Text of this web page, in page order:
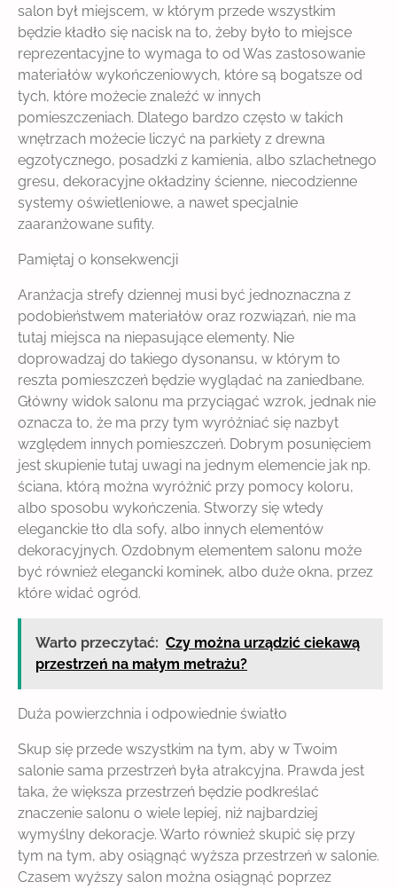
salon był miejscem, w którym przede wszystkim
będzie kładło się nacisk na to, żeby było to miejsce
reprezentacyjne to wymaga to od Was zastosowanie
materiałów wykończeniowych, które są bogatsze od
tych, które możecie znaleźć w innych
pomieszczeniach. Dlatego bardzo często w takich
wnętrzach możecie liczyć na parkiety z drewna
egzotycznego, posadzki z kamienia, albo szlachetnego
gresu, dekoracyjne okładziny ścienne, niecodzienne
systemy oświetleniowe, a nawet specjalnie
zaaranżowane sufity.
Pamiętaj o konsekwencji
Aranżacja strefy dziennej musi być jednoznaczna z
podobieństwem materiałów oraz rozwiązań, nie ma
tutaj miejsca na niepasujące elementy. Nie
doprowadzaj do takiego dysonansu, w którym to
reszta pomieszczeń będzie wyglądać na zaniedbane.
Główny widok salonu ma przyciągać wzrok, jednak nie
oznacza to, że ma przy tym wyróżniać się nazbyt
względem innych pomieszczeń. Dobrym posunięciem
jest skupienie tutaj uwagi na jednym elemencie jak np.
ściana, którą można wyróżnić przy pomocy koloru,
albo sposobu wykończenia. Stworzy się wtedy
eleganckie tło dla sofy, albo innych elementów
dekoracyjnych. Ozdobnym elementem salonu może
być również elegancki kominek, albo duże okna, przez
które widać ogród.
Warto przeczytać: Czy można urządzić ciekawą
przestrzeń na małym metrażu?
Duża powierzchnia i odpowiednie światło
Skup się przede wszystkim na tym, aby w Twoim
salonie sama przestrzeń była atrakcyjna. Prawda jest
taka, że większa przestrzeń będzie podkreślać
znaczenie salonu o wiele lepiej, niż najbardziej
wymyślny dekoracje. Warto również skupić się przy
tym na tym, aby osiągnąć wyższa przestrzeń w salonie.
Czasem wyższy salon można osiągnąć poprzez